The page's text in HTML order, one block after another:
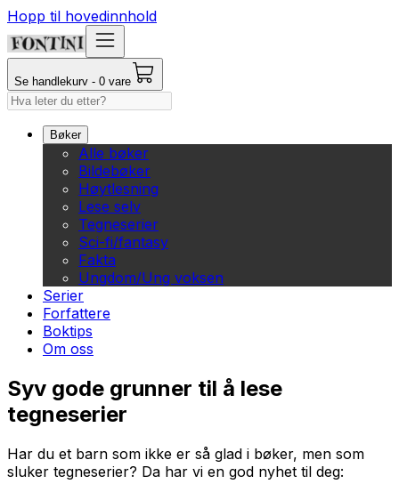
Hopp til hovedinnhold
Se handlekurv - 0 vare
Bøker
Alle bøker
Bildebøker
Høytlesning
Lese selv
Tegneserier
Sci-fi/fantasy
Fakta
Ungdom/Ung voksen
Serier
Forfattere
Boktips
Om oss
Syv gode grunner til å lese
tegneserier
Har du et barn som ikke er så glad i bøker, men som
sluker tegneserier? Da har vi en god nyhet til deg: